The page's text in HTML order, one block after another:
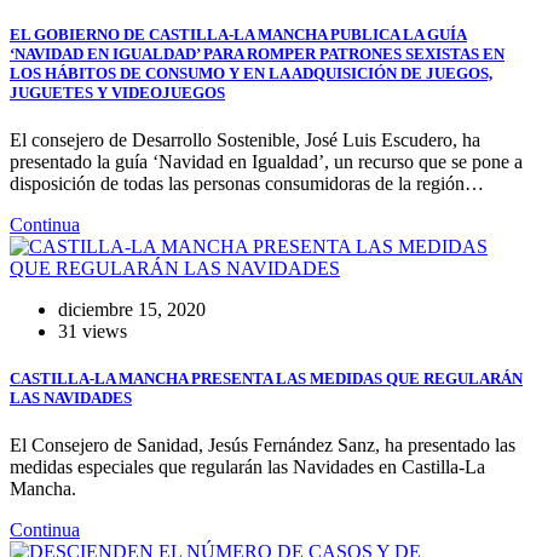
EL GOBIERNO DE CASTILLA-LA MANCHA PUBLICA LA GUÍA
‘NAVIDAD EN IGUALDAD’ PARA ROMPER PATRONES SEXISTAS EN
LOS HÁBITOS DE CONSUMO Y EN LA ADQUISICIÓN DE JUEGOS,
JUGUETES Y VIDEOJUEGOS
El consejero de Desarrollo Sostenible, José Luis Escudero, ha
presentado la guía ‘Navidad en Igualdad’, un recurso que se pone a
disposición de todas las personas consumidoras de la región…
Continua
diciembre 15, 2020
31 views
CASTILLA-LA MANCHA PRESENTA LAS MEDIDAS QUE REGULARÁN
LAS NAVIDADES
El Consejero de Sanidad, Jesús Fernández Sanz, ha presentado las
medidas especiales que regularán las Navidades en Castilla-La
Mancha.
Continua